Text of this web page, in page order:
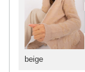
beige